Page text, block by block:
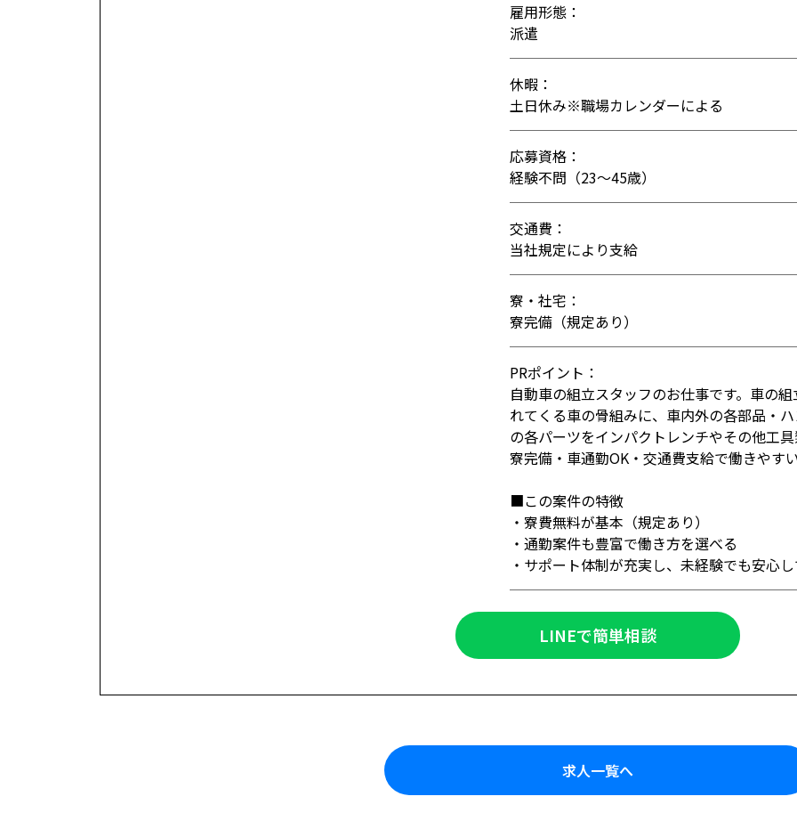
雇用形態：
派遣
休暇：
土日休み※職場カレンダーによる
応募資格：
経験不問（23〜45歳）
交通費：
当社規定により支給
寮・社宅：
寮完備（規定あり）
PRポイント：
自動車の組立スタッフのお仕事です。車の
れてくる車の骨組みに、車内外の各部品・
の各パーツをインパクトレンチやその他工
寮完備・車通勤OK・交通費支給で働きやす
■この案件の特徴
・寮費無料が基本（規定あり）
・通勤案件も豊富で働き方を選べる
・サポート体制が充実し、未経験でも安心
LINEで簡単相談
求人一覧へ